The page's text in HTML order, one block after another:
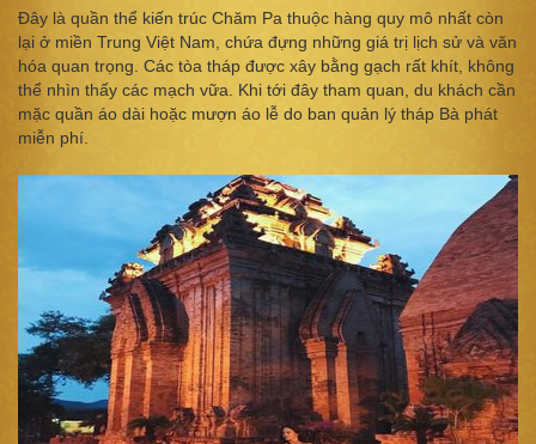
Đây là quần thể kiến trúc Chăm Pa thuộc hàng quy mô nhất còn
lại ở miền Trung Việt Nam, chứa đựng những giá trị lịch sử và văn
hóa quan trọng. Các tòa tháp được xây bằng gạch rất khít, không
thể nhìn thấy các mạch vữa. Khi tới đây tham quan, du khách cần
mặc quần áo dài hoặc mượn áo lễ do ban quản lý tháp Bà phát
miễn phí.